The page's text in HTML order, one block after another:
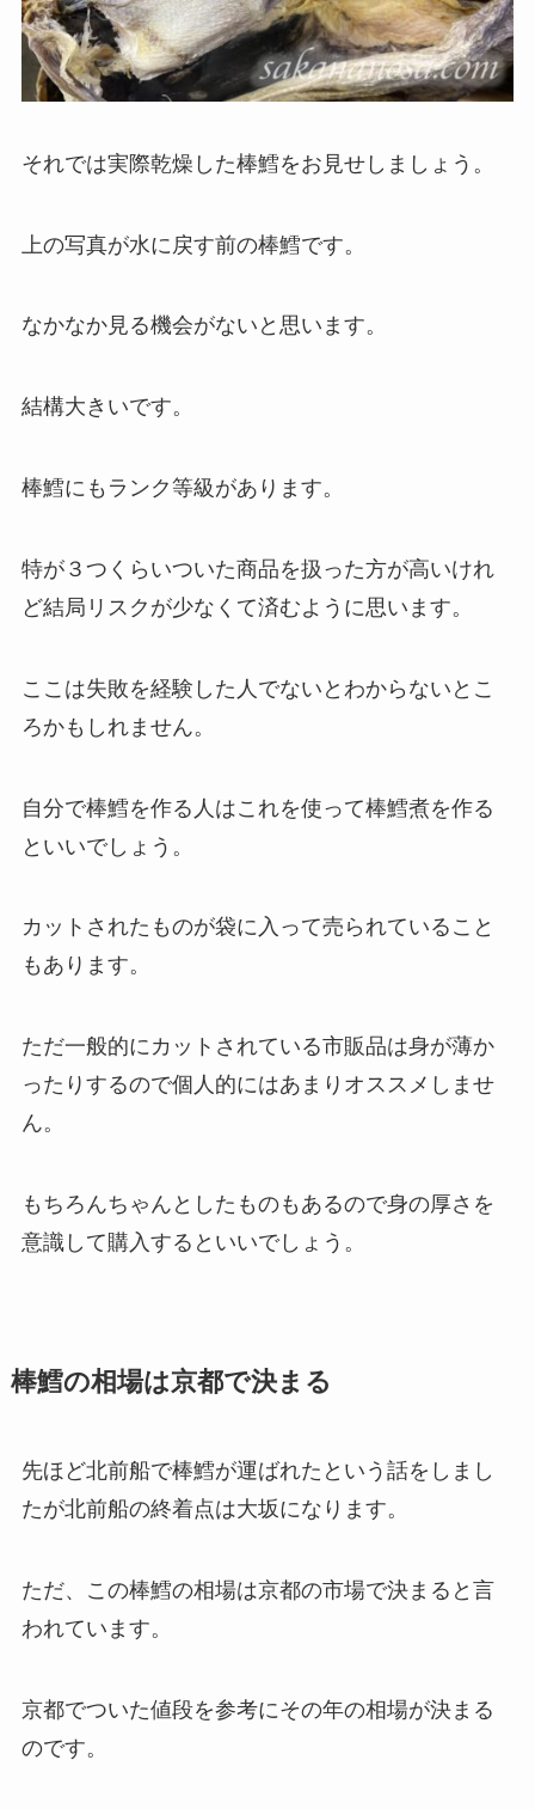
それでは実際乾燥した棒鱈をお見せしましょう。
上の写真が水に戻す前の棒鱈です。
なかなか見る機会がないと思います。
結構大きいです。
棒鱈にもランク等級があります。
特が３つくらいついた商品を扱った方が高いけれ
ど結局リスクが少なくて済むように思います。
ここは失敗を経験した人でないとわからないとこ
ろかもしれません。
自分で棒鱈を作る人はこれを使って棒鱈煮を作る
といいでしょう。
カットされたものが袋に入って売られていること
もあります。
ただ一般的にカットされている市販品は身が薄か
ったりするので個人的にはあまりオススメしませ
ん。
もちろんちゃんとしたものもあるので身の厚さを
意識して購入するといいでしょう。
棒鱈の相場は京都で決まる
先ほど北前船で棒鱈が運ばれたという話をしまし
たが北前船の終着点は大坂になります。
ただ、この棒鱈の相場は京都の市場で決まると言
われています。
京都でついた値段を参考にその年の相場が決まる
のです。